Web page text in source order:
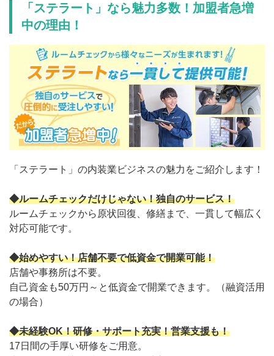
「ステラート」なら魅力多数！加盟者急増
中の理由！
「ステラート」の内装業ビジネスの魅力をご紹介します！
◆ルームチェックだけじゃない！独自のサービス！
ルームチェックから原状回復、修繕まで、一貫して幅広く
対応可能です。
◆始めやすい！店舗不要で低資金で開業可能！
店舗や事務所は不要。
自己資金も50万円～と低資金で開業できます。（融資活用
の場合）
◆未経験OK！研修・サポート充実！営業支援も！
17日間の手厚い研修をご用意。